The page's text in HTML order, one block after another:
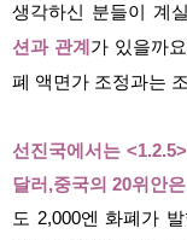
생각하신 분들이 계
션과 관계가 있을까
폐 액면가 조정과는
선진국에서는 <1.2.5>
달러,중국의 20위안
도 2,000엔 화폐가